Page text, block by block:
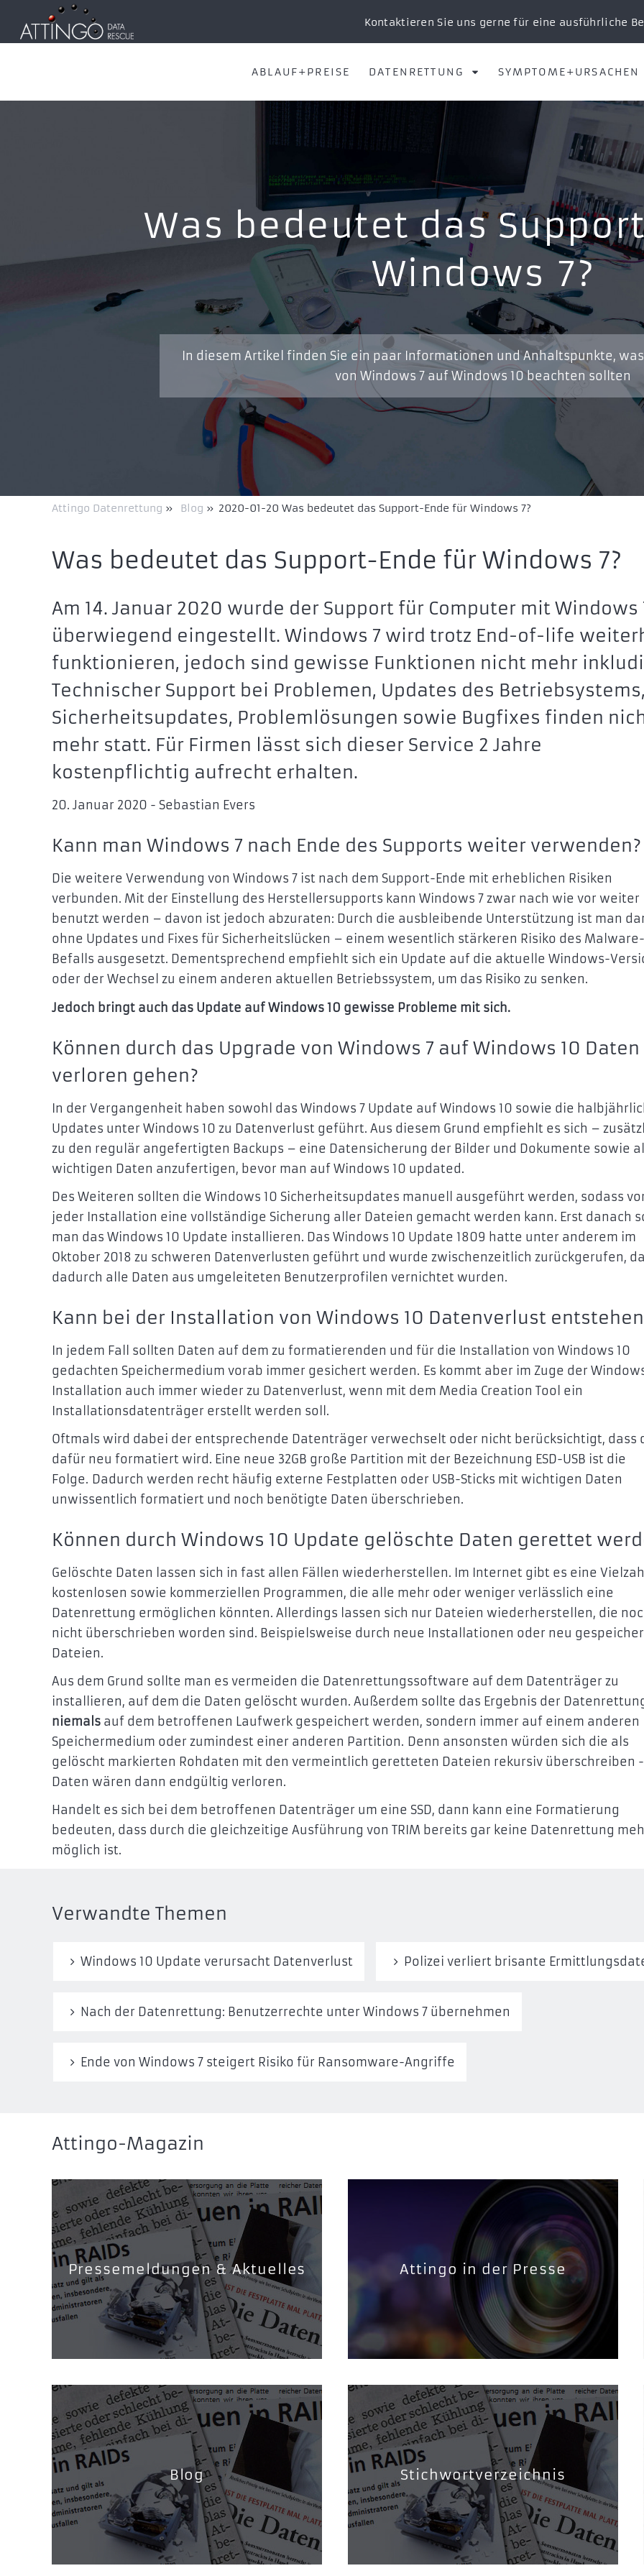
Kontaktieren Sie uns gerne für eine ausführliche
ABLAUF+PREISE DATENRETTUNG SYMPTOME+URSACHEN
Was bedeutet das
Windows 7?
In diesem Artikel finden Sie ein paar Informationen und Anhaltspunkte,
von Windows 7 auf Windows 10 beachten sollten
Attingo Datenrettung » Blog » 2020-01-20 Was bedeutet das Support-Ende für Windows 7?
Was bedeutet das Support-Ende für Windows 7?
Am 14. Januar 2020 wurde der Support für Computer mit Windows
überwiegend eingestellt. Windows 7 wird trotz End-of-life
funktionieren, jedoch sind gewisse Funktionen nicht mehr
Technischer Support bei Problemen, Updates des Betriebsystems,
Sicherheitsupdates, Problemlösungen sowie Bugfixes finden
mehr statt. Für Firmen lässt sich dieser Service 2 Jahre
kostenpflichtig aufrecht erhalten.
20. Januar 2020 - Sebastian Evers
Kann man Windows 7 nach Ende des Supports weiter verwenden?
Die weitere Verwendung von Windows 7 ist nach dem Support-Ende mit erheblichen Risiken
verbunden. Mit der Einstellung des Herstellersupports kann Windows 7 zwar nach wie vor weiter
benutzt werden – davon ist jedoch abzuraten: Durch die ausbleibende Unterstützung ist man
ohne Updates und Fixes für Sicherheitslücken – einem wesentlich stärkeren Risiko des Malware-
Befalls ausgesetzt. Dementsprechend empfiehlt sich ein Update auf die aktuelle Windows-
oder der Wechsel zu einem anderen aktuellen Betriebssystem, um das Risiko zu senken.
Jedoch bringt auch das Update auf Windows 10 gewisse Probleme mit sich.
Können durch das Upgrade von Windows 7 auf Windows 10 Daten
verloren gehen?
In der Vergangenheit haben sowohl das Windows 7 Update auf Windows 10 sowie die
Updates unter Windows 10 zu Datenverlust geführt. Aus diesem Grund empfiehlt es sich –
zu den regulär angefertigten Backups – eine Datensicherung der Bilder und Dokumente sowie
wichtigen Daten anzufertigen, bevor man auf Windows 10 updated.
Des Weiteren sollten die Windows 10 Sicherheitsupdates manuell ausgeführt werden, sodass
jeder Installation eine vollständige Sicherung aller Dateien gemacht werden kann. Erst danach
man das Windows 10 Update installieren. Das Windows 10 Update 1809 hatte unter anderem im
Oktober 2018 zu schweren Datenverlusten geführt und wurde zwischenzeitlich zurückgerufen, da
dadurch alle Daten aus umgeleiteten Benutzerprofilen vernichtet wurden.
Kann bei der Installation von Windows 10 Datenverlust
In jedem Fall sollten Daten auf dem zu formatierenden und für die Installation von Windows 10
gedachten Speichermedium vorab immer gesichert werden. Es kommt aber im Zuge der
Installation auch immer wieder zu Datenverlust, wenn mit dem Media Creation Tool ein
Installationsdatenträger erstellt werden soll.
Oftmals wird dabei der entsprechende Datenträger verwechselt oder nicht berücksichtigt, dass
dafür neu formatiert wird. Eine neue 32GB große Partition mit der Bezeichnung ESD-USB ist die
Folge. Dadurch werden recht häufig externe Festplatten oder USB-Sticks mit wichtigen Daten
unwissentlich formatiert und noch benötigte Daten überschrieben.
Können durch Windows 10 Update gelöschte Daten gerettet
Gelöschte Daten lassen sich in fast allen Fällen wiederherstellen. Im Internet gibt es eine
kostenlosen sowie kommerziellen Programmen, die alle mehr oder weniger verlässlich eine
Datenrettung ermöglichen könnten. Allerdings lassen sich nur Dateien wiederherstellen, die
nicht überschrieben worden sind. Beispielsweise durch neue Installationen oder neu
Dateien.
Aus dem Grund sollte man es vermeiden die Datenrettungssoftware auf dem Datenträger zu
installieren, auf dem die Daten gelöscht wurden. Außerdem sollte das Ergebnis der
niemals auf dem betroffenen Laufwerk gespeichert werden, sondern immer auf einem anderen
Speichermedium oder zumindest einer anderen Partition. Denn ansonsten würden sich die als
gelöscht markierten Rohdaten mit den vermeintlich geretteten Dateien rekursiv überschreiben
Daten wären dann endgültig verloren.
Handelt es sich bei dem betroffenen Datenträger um eine SSD, dann kann eine Formatierung
bedeuten, dass durch die gleichzeitige Ausführung von TRIM bereits gar keine Datenrettung
möglich ist.
Verwandte Themen
Windows 10 Update verursacht Datenverlust Polizei verliert brisante
Nach der Datenrettung: Benutzerrechte unter Windows 7 übernehmen
Ende von Windows 7 steigert Risiko für Ransomware-Angriffe
Attingo-Magazin
Pressemeldungen & Aktuelles Attingo in der Presse
Blog Stichwortverzeichnis